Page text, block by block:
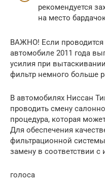
рекомендуется
на место
ВАЖНО! Если проводится
автомобиле 2011 года
усилия при
фильтр немного больше
В автомобилях Ниссан
проводить смену
процедура, которая
Для обеспечения
фильтрационной
замену в соответствии с
голоса